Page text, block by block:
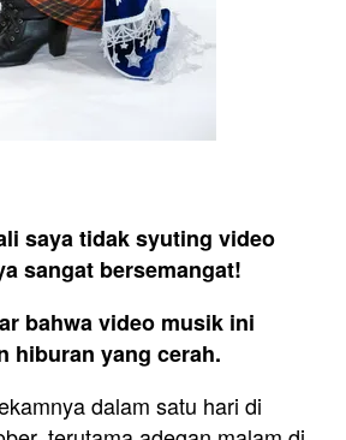
saya tidak syuting video
sangat bersemangat!
bahwa video musik ini
hiburan yang cerah.
dalam satu hari di